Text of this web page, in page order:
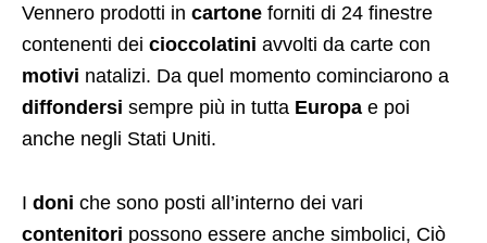
Vennero prodotti in cartone forniti di 24 finestre
contenenti dei cioccolatini avvolti da carte con
motivi natalizi. Da quel momento cominciarono a
diffondersi sempre più in tutta Europa e poi
anche negli Stati Uniti.
I doni che sono posti all’interno dei vari
contenitori possono essere anche simbolici, Ciò